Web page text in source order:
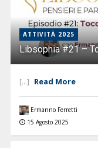
ATTIVITÀ 2025
Libsophia #21 –
[...] Read More
Ermanno Ferretti
15 Agosto 2025